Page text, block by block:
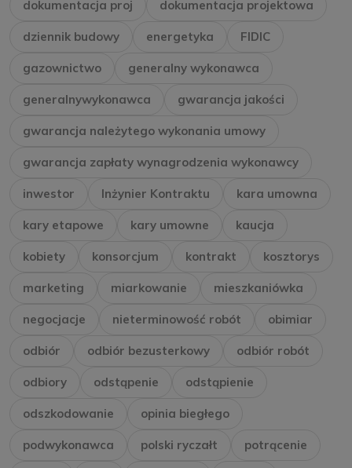
dokumentacja proj dokumentacja projektowa
dziennik budowy energetyka FIDIC
gazownictwo generalny wykonawca
generalnywykonawca gwarancja jakości
gwarancja należytego wykonania umowy
gwarancja zapłaty wynagrodzenia wykonawcy
inwestor Inżynier Kontraktu kara umowna
kary etapowe kary umowne kaucja
kobiety konsorcjum kontrakt kosztorys
marketing miarkowanie mieszkaniówka
negocjacje nieterminowość robót obimiar
odbiór odbiór bezusterkowy odbiór robót
odbiory odstąpenie odstąpienie
odszkodowanie opinia biegłego
podwykonawca polski ryczałt potrącenie